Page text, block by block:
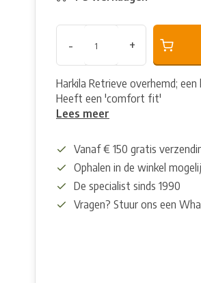
- +
Harkila Retrieve overhemd;
Heeft een 'comfort fit'
Lees meer
Vanaf € 150 gratis
Ophalen in de winkel
De specialist sinds 1990
Vragen? Stuur ons een